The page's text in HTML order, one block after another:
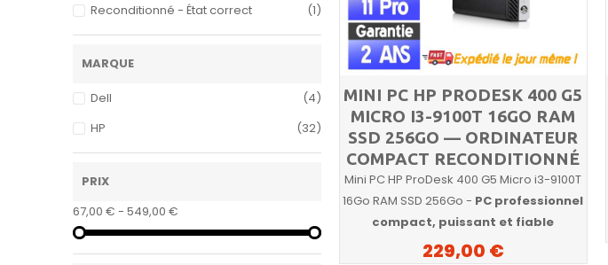
Reconditionné - État correct
(1)
MARQUE
Dell
(4)
HP
(32)
PRIX
67,00 € - 549,00 €
MINI PC HP PRODESK 400 G5
MICRO I3-9100T 16GO RAM
SSD 256GO — ORDINATEUR
COMPACT RECONDITIONNÉ
Mini PC HP ProDesk 400 G5 Micro i3-9100T
16Go RAM SSD 256Go - PC professionnel
compact, puissant et fiable
229,00 €